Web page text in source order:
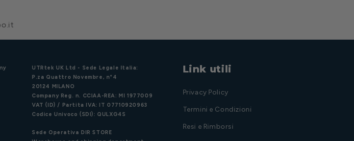
UTRtek UK Ltd - Sede Legale Italia:
P.za Quattro Novembre, n°4
20124 MILANO
Company Reg. n. CCIAA-REA: MI 1977009
VAT (ID) / Partita IVA: IT 07710920963
Codice Univoco (SDI): QULXG4S
Sede Operativa DIR STORE
Link utili
Privacy Policy
Termini e Condizioni
Resi e Rimborsi